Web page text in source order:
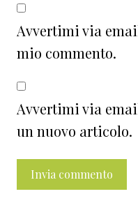
Avvertimi via
mio commento.
Avvertimi via
un nuovo articolo.